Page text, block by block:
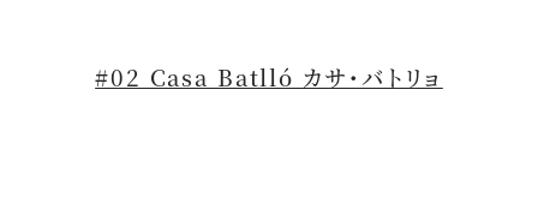
#02 Casa Batlló カサ・バトリョ